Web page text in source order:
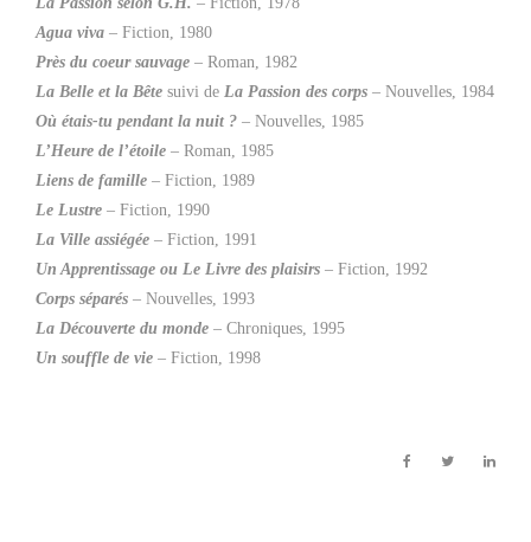
Agua viva – Fiction, 1980
Près du coeur sauvage – Roman, 1982
La Belle et la Bête suivi de La Passion des corps – Nouvelles, 1984
Où étais-tu pendant la nuit ? – Nouvelles, 1985
L’Heure de l’étoile – Roman, 1985
Liens de famille – Fiction, 1989
Le Lustre – Fiction, 1990
La Ville assiégée – Fiction, 1991
Un Apprentissage ou Le Livre des plaisirs – Fiction, 1992
Corps séparés – Nouvelles, 1993
La Découverte du monde – Chroniques, 1995
Un souffle de vie – Fiction, 1998